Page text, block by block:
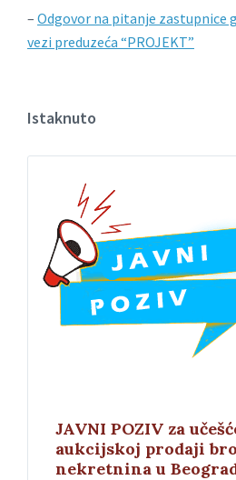
– Odgovor na pitanje zastupnice
vezi preduzeća “PROJEKT”
Istaknuto
JAVNI POZIV za
aukcijskoj prodaji
nekretnina u